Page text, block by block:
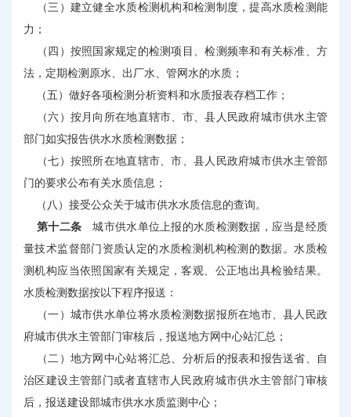
（三）建立健全水质检测机构和检测制度，提高水质检测能
力；
（四）按照国家规定的检测项目、检测频率和有关标准、方
法，定期检测原水、出厂水、管网水的水质；
（五）做好各项检测分析资料和水质报表存档工作；
（六）按月向所在地直辖市、市、县人民政府城市供水主管
部门如实报告供水水质检测数据；
（七）按照所在地直辖市、市、县人民政府城市供水主管部
门的要求公布有关水质信息；
（八）接受公众关于城市供水水质信息的查询。
第十二条 城市供水单位上报的水质检测数据，应当是经质
量技术监督部门资质认定的水质检测机构检测的数据。水质检
测机构应当依照国家有关规定，客观、公正地出具检验结果。
水质检测数据按以下程序报送：
（一）城市供水单位将水质检测数据报所在地市、县人民政
府城市供水主管部门审核后，报送地方网中心站汇总；
（二）地方网中心站将汇总、分析后的报表和报告送省、自
治区建设主管部门或者直辖市人民政府城市供水主管部门审核
后，报送建设部城市供水水质监测中心；